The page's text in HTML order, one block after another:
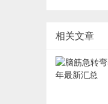
相关文章